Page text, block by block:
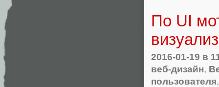
По UI
2016-01-19 в
веб-дизайн,
пользователя